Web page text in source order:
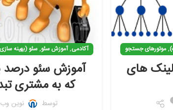
,موتورهای جستجو
های
آکادمی,آموزش سئو,سئو (بهینه
آموزش سئو درصد
که به مشتری
توسط نوین